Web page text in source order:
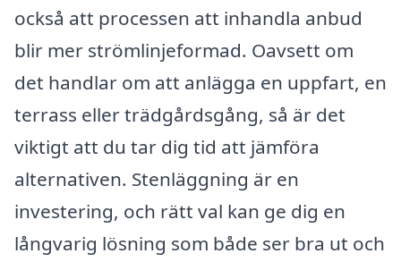
också att processen att inhandla anbud
blir mer strömlinjeformad. Oavsett om
det handlar om att anlägga en uppfart, en
terrass eller trädgårdsgång, så är det
viktigt att du tar dig tid att jämföra
alternativen. Stenläggning är en
investering, och rätt val kan ge dig en
långvarig lösning som både ser bra ut och